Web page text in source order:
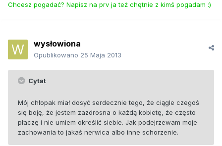
Chcesz pogadać? Napisz na prv ja też chętnie z kimś pogadam :)
wysłowiona
Opublikowano 25 Maja 2013
Cytat
Mój chłopak miał dosyć serdecznie tego, że ciągle czegoś
się boję, że jestem zazdrosna o każdą kobietę, że często
płaczę i nie umiem określić siebie. Jak podejrzewam moje
zachowania to jakaś nerwica albo inne schorzenie.